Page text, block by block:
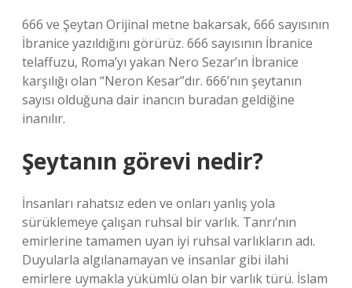
666 ve Şeytan Orijinal metne bakarsak, 666 sayısının
İbranice yazıldığını görürüz. 666 sayısının İbranice
telaffuzu, Roma’yı yakan Nero Sezar’ın İbranice
karşılığı olan “Neron Kesar”dır. 666’nın şeytanın
sayısı olduğuna dair inancın buradan geldiğine
inanılır.
Şeytanın görevi nedir?
İnsanları rahatsız eden ve onları yanlış yola
sürüklemeye çalışan ruhsal bir varlık. Tanrı’nın
emirlerine tamamen uyan iyi ruhsal varlıkların adı.
Duyularla algılanamayan ve insanlar gibi ilahi
emirlere uymakla yükümlü olan bir varlık türü. İslam